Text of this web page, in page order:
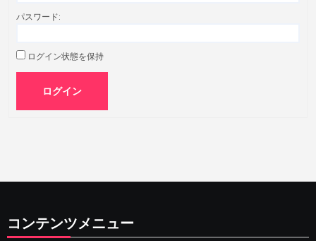
パスワード:
ログイン状態を保持
ログイン
コンテンツメニュー